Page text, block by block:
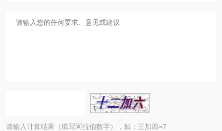
请输入计算结果（填写阿拉伯数字），如：三加四=7